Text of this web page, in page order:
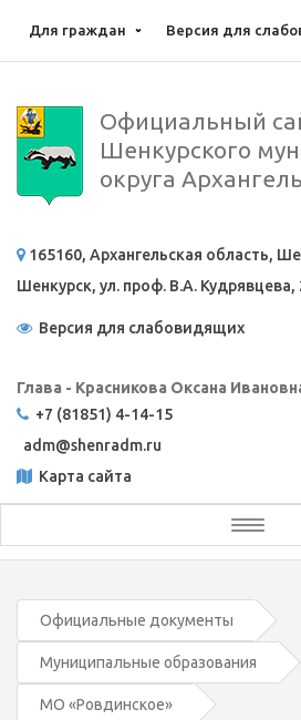
Для граждан Версия для
Официальный
Шенкурского
округа
165160, Архангельская область,
Шенкурск, ул. проф. В.А. Кудрявцева,
Версия для слабовидящих
Глава - Красникова Оксана
+7 (81851) 4-14-15
adm@shenradm.ru
Карта сайта
Toggle
Официальные документы
Муниципальные образования
МО «Ровдинское»